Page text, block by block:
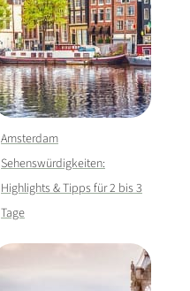
Amsterdam
Sehenswürdigkeiten:
Highlights & Tipps für 2 bis 3
Tage